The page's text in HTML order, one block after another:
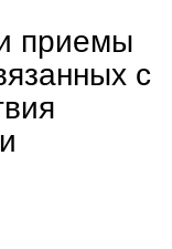
приемы
с